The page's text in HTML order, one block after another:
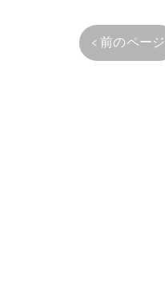
< 前のページ